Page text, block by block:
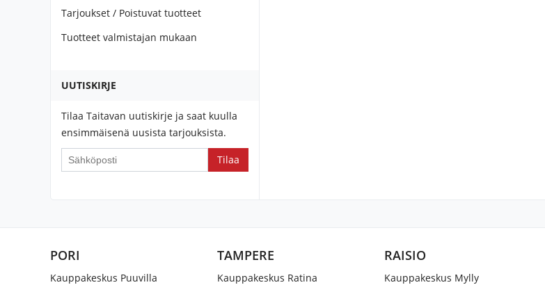
Tarjoukset / Poistuvat tuotteet
Tuotteet valmistajan mukaan
UUTISKIRJE
Tilaa Taitavan uutiskirje ja saat kuulla
ensimmäisenä uusista tarjouksista.
PORI
Kauppakeskus Puuvilla
TAMPERE
Kauppakeskus Ratina
RAISIO
Kauppakeskus Mylly